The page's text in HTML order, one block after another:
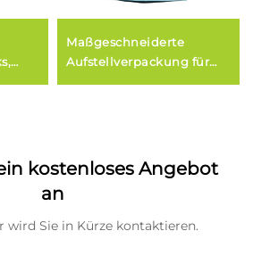
Maßgeschneiderte
Aufstellverpackung für
kostenloses Angebot
an
wird Sie in Kürze kontaktieren.